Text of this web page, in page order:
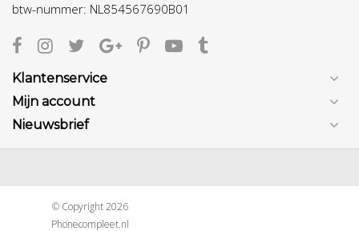
btw-nummer: NL854567690B01
Klantenservice
Mijn account
Nieuwsbrief
© Copyright 2026
Phonecompleet.nl